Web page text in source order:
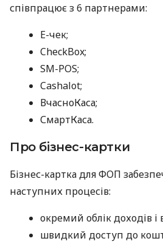
співпрацює з 6 партнерами:
E-чек;
CheckBox;
SM-POS;
Cashalot;
ВчасноКаса;
СмартКаса.
Про бізнес-картки
Бізнес-картка для ФОП
наступних процесів:
окремий облік доходів і
швидкий доступ до